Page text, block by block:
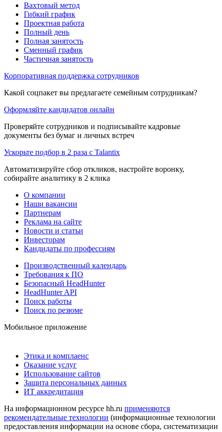
Вахтовый метод
Гибкий график
Проектная работа
Полный день
Полная занятость
Сменный график
Частичная занятость
Корпоративная поддержка сотрудников
Какой соцпакет вы предлагаете семейным сотрудникам?
Оформляйте кандидатов онлайн
Проверяйте сотрудников и подписывайте кадровые
документы без бумаг и личных встреч
Ускорьте подбор в 2 раза с Talantix
Автоматизируйте сбор откликов, настройте воронку,
собирайте аналитику в 2 клика
О компании
Наши вакансии
Партнерам
Реклама на сайте
Новости и статьи
Инвесторам
Кандидаты по профессиям
Производственный календарь
Требования к ПО
Безопасный HeadHunter
HeadHunter API
Поиск работы
Поиск по резюме
Мобильное приложение
Этика и комплаенс
Оказание услуг
Использование сайтов
Защита персональных данных
ИТ аккредитация
На информационном ресурсе hh.ru применяются
рекомендательные технологии (информационные технологии
предоставления информации на основе сбора, систематизации